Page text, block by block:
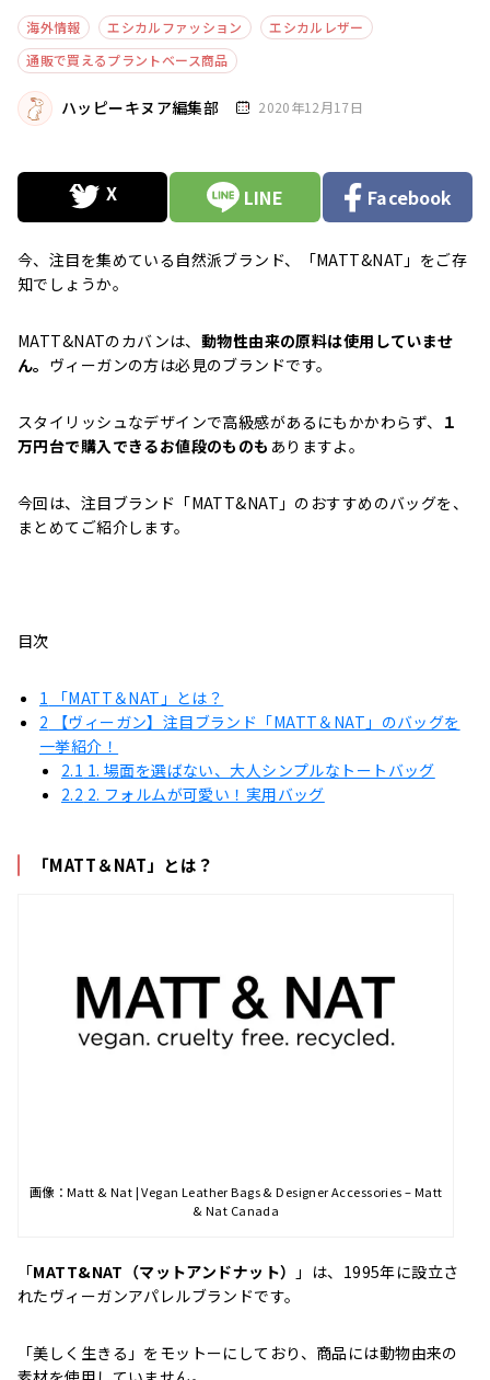
海外情報 エシカルファッション
エシカルレザー
通販で買えるプラントベース商品
ハッピーキヌア編集部 2020年12月17日
LINE Facebook
今、注目を集めている自然派ブランド、「MATT&NAT」をご存
知でしょうか。
MATT&NATのカバンは、 動物性由来の原料は使用していませ
ん。 ヴィーガンの方は必見のブランドです。
スタイリッシュなデザインで高級感があるにもかかわらず、
１
万円台で購入できるお値段のものも ありますよ。
今回は、注目ブランド「MATT&NAT」のおすすめのバッグを、
まとめてご紹介します。
目次
1 「MATT＆NAT」とは？
2 【ヴィーガン】注目ブランド「MATT＆NAT」のバッグを
一挙紹介！
2.1 1. 場面を選ばない、大人シンプルなトートバッグ
2.2 2. フォルムが可愛い！実用バッグ
「MATT＆NAT」とは？
画像：Matt & Nat | Vegan Leather Bags & Designer Accessories – Matt
& Nat Canada
「MATT&NAT（マットアンドナット）
」は、1995年に設立さ
れたヴィーガンアパレルブランドです。
「美しく生きる」をモットーにしており、商品には動物由来の